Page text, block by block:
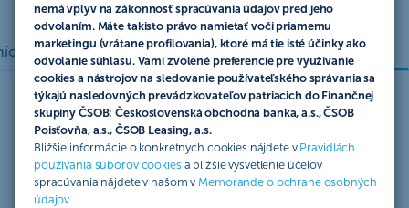
nemá vplyv na zákonnosť spracúvania údajov pred jeho
odvolaním. Máte takisto právo namietať voči priamemu
marketingu (vrátane profilovania), ktoré má tie isté účinky ako
odvolanie súhlasu. Vami zvolené preferencie pre využívanie
cookies a nástrojov na sledovanie používateľského správania sa
týkajú nasledovných prevádzkovateľov patriacich do Finančnej
skupiny ČSOB: Československá obchodná banka, a.s., ČSOB
Poisťovňa, a.s., ČSOB Leasing, a.s.
Bližšie informácie o konkrétnych cookies nájdete v Pravidlách
používania súborov cookies a bližšie vysvetlenie účelov
spracúvania nájdete v našom v Memorande o ochrane osobných
údajov.
portál Autá a motorky skladom Poradíme Vám
Predmety financovania